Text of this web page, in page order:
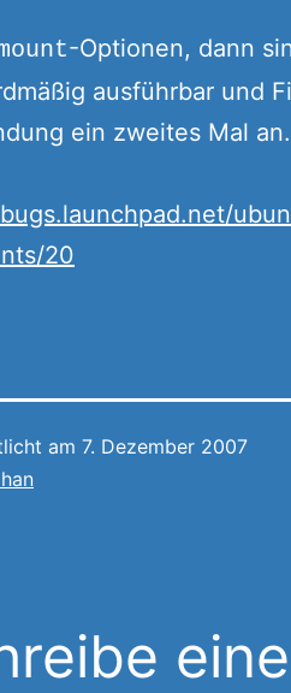
-Optionen, dann
ausführbar und
ein zweites Mal an.
20
am 7. Dezember 2007